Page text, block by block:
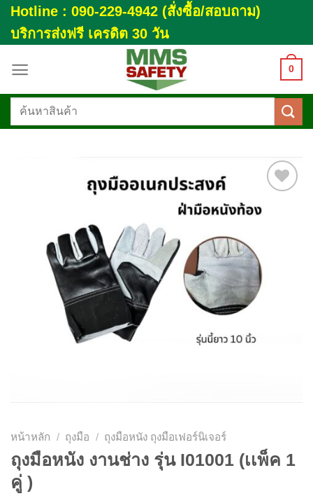
Skip
to
content
Hotline : 090-229-4942 (สั่งซื้อ/สอบถาม)
บริการส่งฟรี เครดิต 30 วัน
0
ค้นหา:
Add to
หน้าหลัก / ถุงมือ / ถุงมือหนัง ถุงมือเฟอร์นิเจอร์
ถุงมือหนัง งานช่าง รุ่น I01001 (เเพ็ค 1
คู่ )